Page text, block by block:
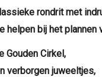
rondrit met
helpen bij het plannen
Gouden Cirkel,
verborgen juweeltjes,